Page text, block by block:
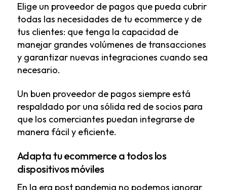
Elige un proveedor de pagos que pueda cubrir
todas las necesidades de tu ecommerce y de
tus clientes: que tenga la capacidad de
manejar grandes volúmenes de transacciones
y garantizar nuevas integraciones cuando sea
necesario.
Un buen proveedor de pagos siempre está
respaldado por una sólida red de socios para
que los comerciantes puedan integrarse de
manera fácil y eficiente.
Adapta tu ecommerce a todos los
dispositivos móviles
En la era post pandemia no podemos ignorar